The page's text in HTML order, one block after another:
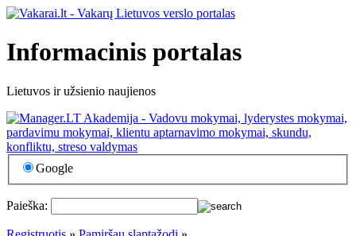
Informacinis portalas
Lietuvos ir užsienio naujienos
Google
Paieška: